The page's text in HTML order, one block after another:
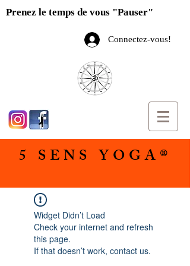
Prenez le temps de vous "Pauser"
Connectez-vous!
5 SENS YOGA®
Widget Didn’t Load
Check your internet and refresh
this page.
If that doesn’t work, contact us.